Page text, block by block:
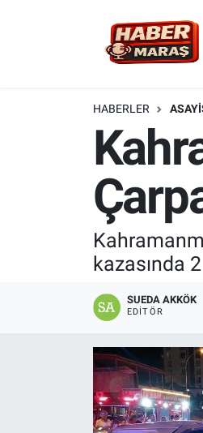
HABERLER
kazasında
SUEDA AKKÖK
EDITÖR
YEREL YÖNETİM
GÜNCEL
BİLİM VE TEKNOLOJİ
KADIN AİLE
EKONOMİ
SİYASET
SAĞLIK
Nöbetçi Eczaneler
Hava Durumu
Trafik Durumu
Süper Lig Puan Durumu
Tüm Manşetler
Son Dakika Haberleri
Haber Arşivi